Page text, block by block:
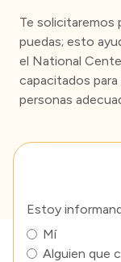
Te
puedas; esto
el National
capacitados para
personas
Estoy
Mí
Alguien que